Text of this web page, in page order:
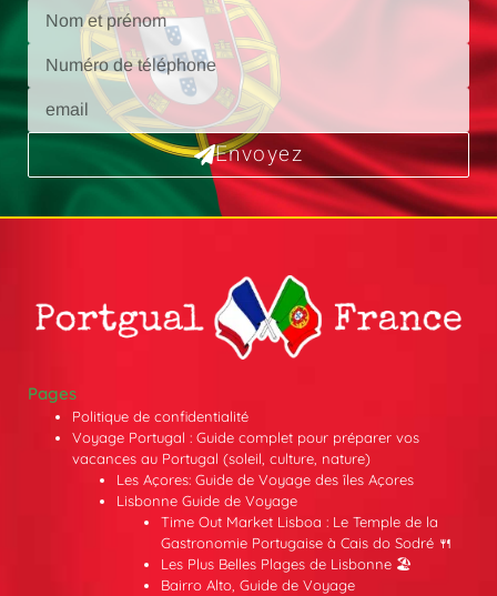
Envoyez
Pages
Politique de confidentialité
Voyage Portugal : Guide complet pour préparer vos
vacances au Portugal (soleil, culture, nature)
Les Açores: Guide de Voyage des îles Açores
Lisbonne Guide de Voyage
Time Out Market Lisboa : Le Temple de la
Gastronomie Portugaise à Cais do Sodré 🍴
Les Plus Belles Plages de Lisbonne 🏖️
Bairro Alto, Guide de Voyage